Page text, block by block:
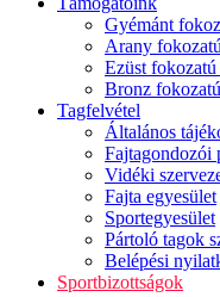
Gyémánt
Arany
Ezüst
Bronz
Tagfelvétel
Általános
Fajtagondozói
Vidéki
Fajta egyesület
Sportegyesület
Pártoló tagok
Belépési
Sportbizottságok